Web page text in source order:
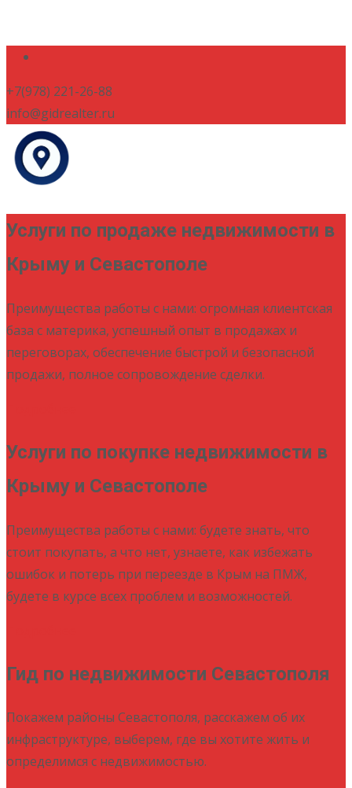
+7(978) 221-26-88
info@gidrealter.ru
Услуги по продаже недвижимости в
Крыму и Севастополе
Преимущества работы с нами: огромная клиентская
база с материка, успешный опыт в продажах и
переговорах, обеспечение быстрой и безопасной
продажи, полное сопровождение сделки.
Услуги по покупке недвижимости в
Крыму и Севастополе
Преимущества работы с нами: будете знать, что
стоит покупать, а что нет, узнаете, как избежать
ошибок и потерь при переезде в Крым на ПМЖ,
будете в курсе всех проблем и возможностей.
Гид по недвижимости Севастополя
Покажем районы Севастополя, расскажем об их
инфраструктуре, выберем, где вы хотите жить и
определимся с недвижимостью.